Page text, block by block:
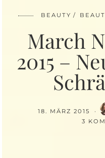
BEAUTY
March
2015 –
18. MÄRZ 2015
3